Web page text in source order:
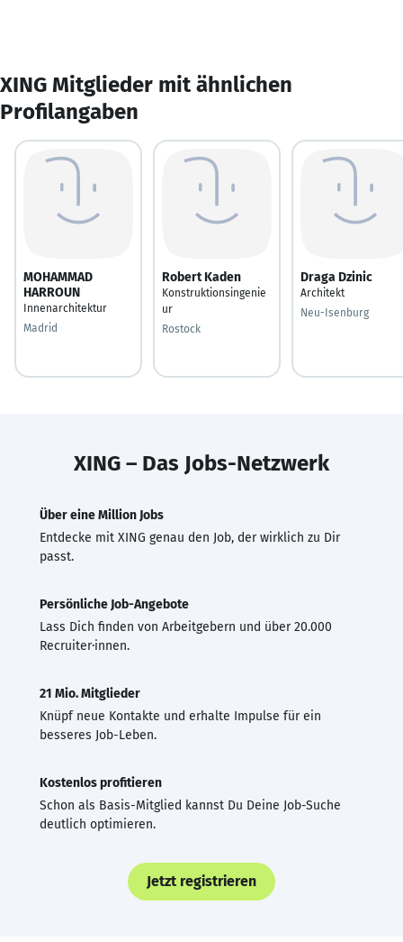
XING Mitglieder mit ähnlichen
Profilangaben
MOHAMMAD
HARROUN
Innenarchitektur
Madrid
Robert Kaden
Konstruktionsingenie
ur
Rostock
Draga Dzinic
Architekt
Neu-Isenburg
XING – Das Jobs-Netzwerk
Über eine Million Jobs
Entdecke mit XING genau den Job, der wirklich zu Dir
passt.
Persönliche Job-Angebote
Lass Dich finden von Arbeitgebern und über 20.000
Recruiter·innen.
21 Mio. Mitglieder
Knüpf neue Kontakte und erhalte Impulse für ein
besseres Job-Leben.
Kostenlos profitieren
Schon als Basis-Mitglied kannst Du Deine Job-Suche
deutlich optimieren.
Jetzt registrieren